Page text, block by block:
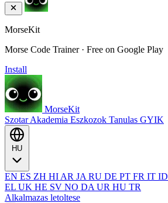
MorseKit
Morse Code Trainer · Free on Google Play
Install
MorseKit
SzotarAkademia Eszkozok Tanulas GYIK
EN ES ZH HI AR JA RU DE PT FR IT ID
EL UK HE SV NO DA UR HU TR
Alkalmazas letoltese